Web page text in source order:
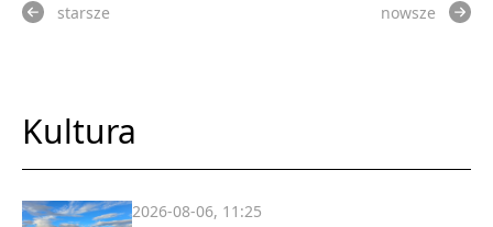
starsze nowsze
Kultura
2026-08-06, 11:25